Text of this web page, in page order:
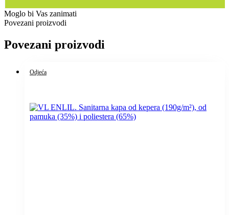
Moglo bi Vas zanimati
Povezani proizvodi
Povezani proizvodi
Odjeća